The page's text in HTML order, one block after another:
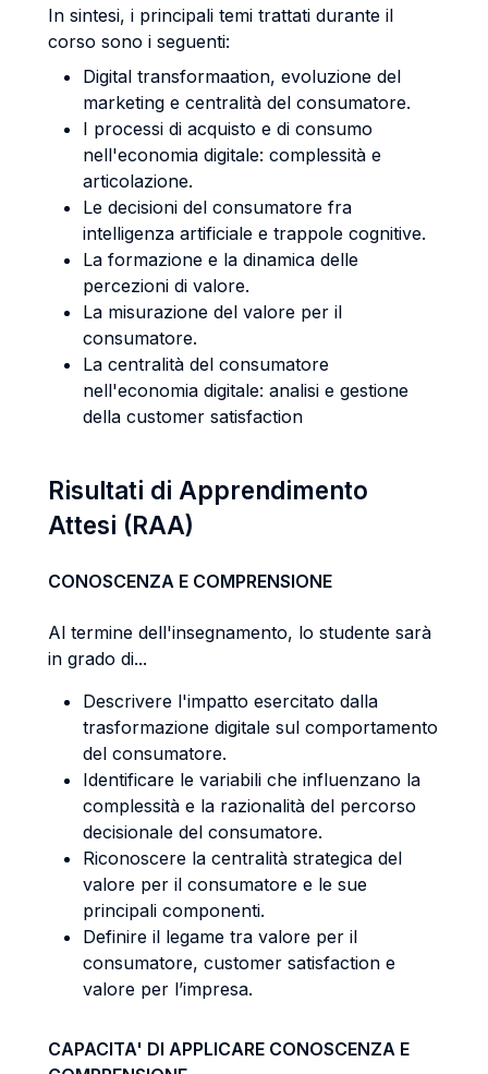
In sintesi, i principali temi trattati durante il
corso sono i seguenti:
Digital transformaation, evoluzione del
marketing e centralità del consumatore.
I processi di acquisto e di consumo
nell'economia digitale: complessità e
articolazione.
Le decisioni del consumatore fra
intelligenza artificiale e trappole cognitive.
La formazione e la dinamica delle
percezioni di valore.
La misurazione del valore per il
consumatore.
La centralità del consumatore
nell'economia digitale: analisi e gestione
della customer satisfaction
Risultati di Apprendimento
Attesi (RAA)
CONOSCENZA E COMPRENSIONE
Al termine dell'insegnamento, lo studente sarà
in grado di...
Descrivere l'impatto esercitato dalla
trasformazione digitale sul comportamento
del consumatore.
Identificare le variabili che influenzano la
complessità e la razionalità del percorso
decisionale del consumatore.
Riconoscere la centralità strategica del
valore per il consumatore e le sue
principali componenti.
Definire il legame tra valore per il
consumatore, customer satisfaction e
valore per l’impresa.
CAPACITA' DI APPLICARE CONOSCENZA E